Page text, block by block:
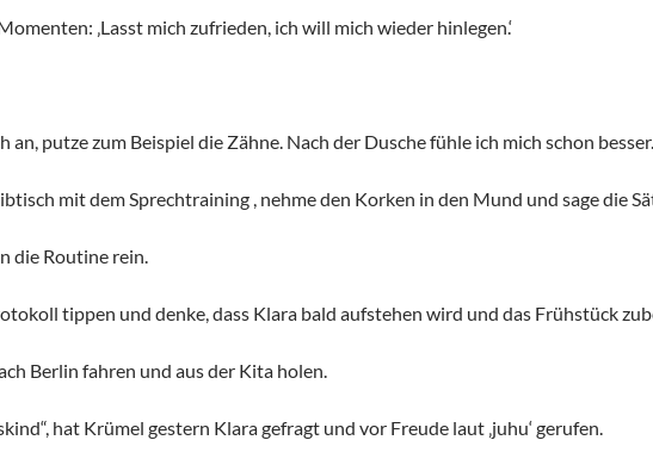
‚Lasst mich zufrieden, ich will mich wieder hinlegen.‘
an, putze zum Beispiel die Zähne. Nach der Dusche fühle ich mich schon besser.
mit dem Sprechtraining , nehme den Korken in den Mund und sage die
die Routine rein.
tippen und denke, dass Klara bald aufstehen wird und das Frühstück
Berlin fahren und aus der Kita holen.
hat Krümel gestern Klara gefragt und vor Freude laut ‚juhu‘ gerufen.